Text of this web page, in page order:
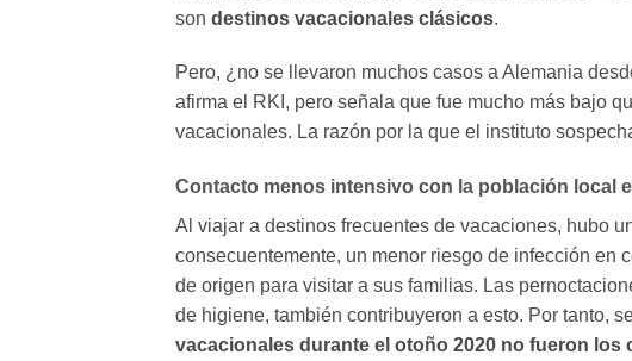
son destinos vacacionales clásicos.
Pero, ¿no se llevaron muchos casos a Alemania
afirma el RKI, pero señala que fue mucho más bajo
vacacionales. La razón por la que el instituto
Contacto menos intensivo con la población local
Al viajar a destinos frecuentes de vacaciones, hubo
consecuentemente, un menor riesgo de infección en
de origen para visitar a sus familias. Las
de higiene, también contribuyeron a esto. Por tanto,
vacacionales durante el otoño 2020 no fueron